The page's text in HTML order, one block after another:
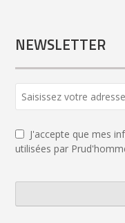
NEWSLETTER
J'accepte que mes
utilisées par